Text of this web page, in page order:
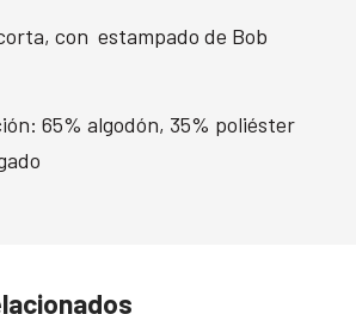
con estampado de Bob
65% algodón, 35% poliéster